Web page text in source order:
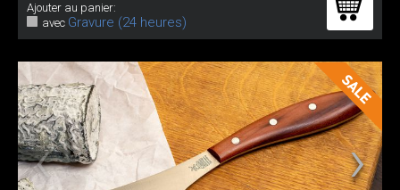
Ajouter au panier:
avec Gravure (24 heures)